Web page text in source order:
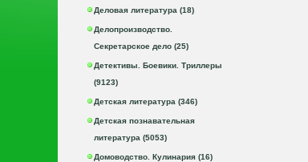
Деловая литература (18)
Делопроизводство.
Секретарское дело (25)
Детективы. Боевики. Триллеры
(9123)
Детская литература (346)
Детская познавательная
литература (5053)
Домоводство. Кулинария (16)